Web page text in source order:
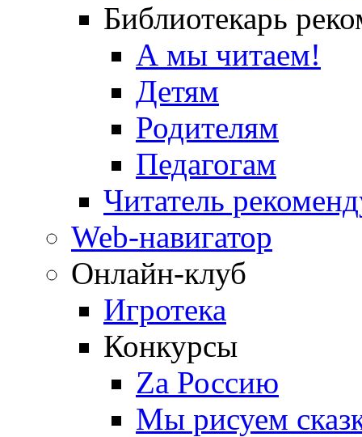
Библиотекарь
А мы читаем!
Детям
Родителям
Педагогам
Читатель
Web-навигатор
Онлайн-клуб
Игротека
Конкурсы
Zа Россию
Мы рисуем